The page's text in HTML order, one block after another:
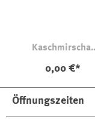
Kaschmirschal
0,00 €*
Öffnungszeiten